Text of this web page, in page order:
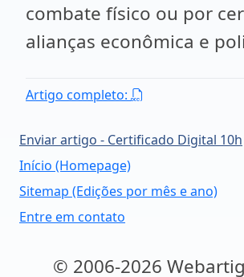
combate físico ou por
alianças econômica e
Artigo completo:
Enviar artigo - Certificado Digital 10h
Início (Homepage)
Sitemap (Edições por mês e ano)
Entre em contato
© 2006-2026